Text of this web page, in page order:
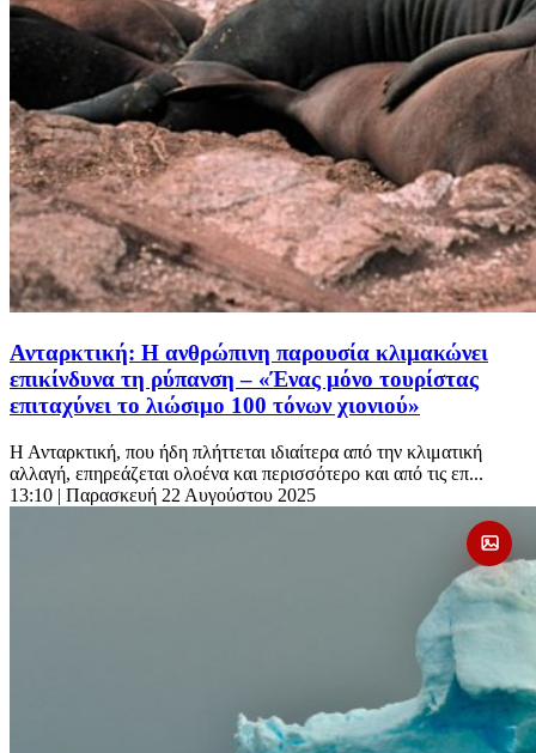
Ανταρκτική: Η ανθρώπινη παρουσία κλιμακώνει
επικίνδυνα τη ρύπανση – «Ένας μόνο τουρίστας
επιταχύνει το λιώσιμο 100 τόνων χιονιού»
Η Ανταρκτική, που ήδη πλήττεται ιδιαίτερα από την κλιματική
αλλαγή, επηρεάζεται ολοένα και περισσότερο και από τις επ...
13:10 | Παρασκευή 22 Αυγούστου 2025